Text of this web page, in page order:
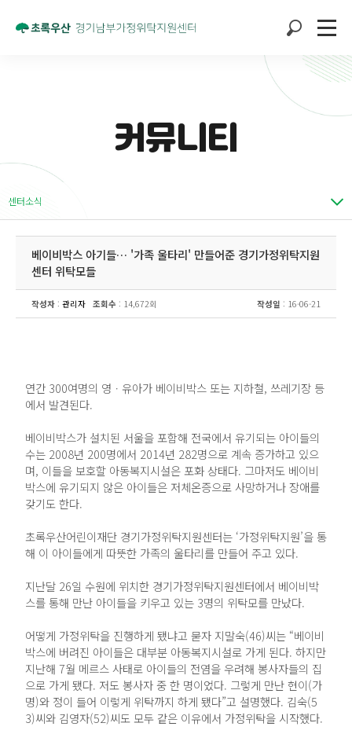
커뮤니티
센터소식
베이비박스 아기들… '가족 울타리' 만들어준 경기가정위탁지원
센터 위탁모들
작성자 : 관리자 조회수 : 14,672회 작성일 : 16-06-21
연간 300여명의 영ㆍ유아가 베이비박스 또는 지하철, 쓰레기장 등
에서 발견된다.
베이비박스가 설치된 서울을 포함해 전국에서 유기되는 아이들의
수는 2008년 200명에서 2014년 282명으로 계속 증가하고 있으
며, 이들을 보호할 아동복지시설은 포화 상태다. 그마저도 베이비
박스에 유기되지 않은 아이들은 저체온증으로 사망하거나 장애를
갖기도 한다.
초록우산어린이재단 경기가정위탁지원센터는 ‘가정위탁지원’을 통
해 이 아이들에게 따뜻한 가족의 울타리를 만들어 주고 있다.
지난달 26일 수원에 위치한 경기가정위탁지원센터에서 베이비박
스를 통해 만난 아이들을 키우고 있는 3명의 위탁모를 만났다.
어떻게 가정위탁을 진행하게 됐냐고 묻자 지말숙(46)씨는 “베이비
박스에 버려진 아이들은 대부분 아동복지시설로 가게 된다. 하지만
지난해 7월 메르스 사태로 아이들의 전염을 우려해 봉사자들의 집
으로 가게 됐다. 저도 봉사자 중 한 명이었다. 그렇게 만난 현이(가
명)와 정이 들어 이렇게 위탁까지 하게 됐다”고 설명했다. 김숙(5
3)씨와 김영자(52)씨도 모두 같은 이유에서 가정위탁을 시작했다.